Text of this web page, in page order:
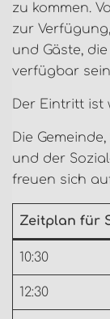
zu kommen.
zur
und Gäste,
verfügbar
Der Eintritt ist
Die
und der
freuen sich
Zeitplan für
10:30
12:30